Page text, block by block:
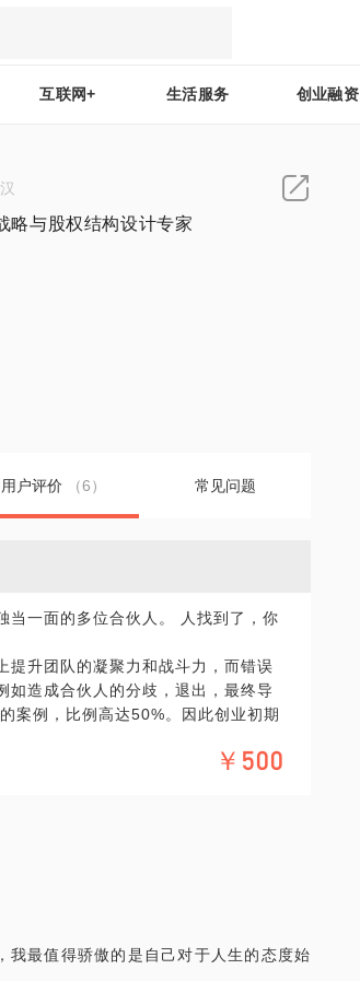
互联网+ 生活服务 创业融资
略与股权结构设计专家
用户评价 （6） 常见问题
当一面的多位合伙人。 人找到了，你
提升团队的凝聚力和战斗力，而错误
如造成合伙人的分歧，退出，最终导
案例，比例高达50%。因此创业初期
来说，都足以影响大局。
￥500
最值得骄傲的是自己对于人生的态度始